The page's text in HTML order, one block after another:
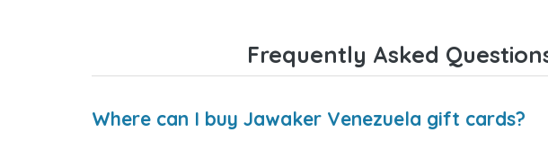
Frequently Asked
Where can I buy Jawaker Venezuela gift cards?